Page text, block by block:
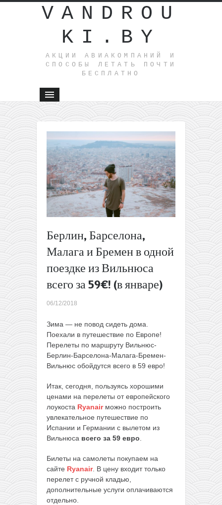
VANDROU
KI.BY
АКЦИИ АВИАКОМПАНИЙ И
СПОСОБЫ ЛЕТАТЬ ПОЧТИ
БЕСПЛАТНО
Берлин, Барселона,
Малага и Бремен в одной
поездке из Вильнюса
всего за 59€! (в январе)
06/12/2018
Зима — не повод сидеть дома.
Поехали в путешествие по Европе!
Перелеты по маршруту Вильнюс-
Берлин-Барселона-Малага-Бремен-
Вильнюс обойдутся всего в 59 евро!
Итак, сегодня, пользуясь хорошими
ценами на перелеты от европейского
лоукоста Ryanairможно построить
увлекательное путешествие по
Испании и Германии с вылетом из
Вильнюса всего за 59 евро.
Билеты на самолеты покупаем на
сайте Ryanair. В цену входит только
перелет с ручной кладью,
дополнительные услуги оплачиваются
отдельно.
Номер
в 4*
в Льорет-
де-Мар
всего за
17€ с
за ночь!
Завтрак в
цене
(март-
апрель)
самых
дешевых
Азию